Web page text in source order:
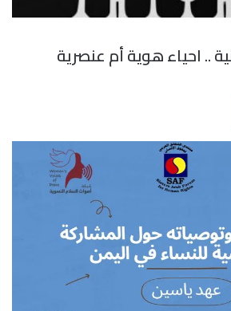
.. احياء هوية أم عنصرية